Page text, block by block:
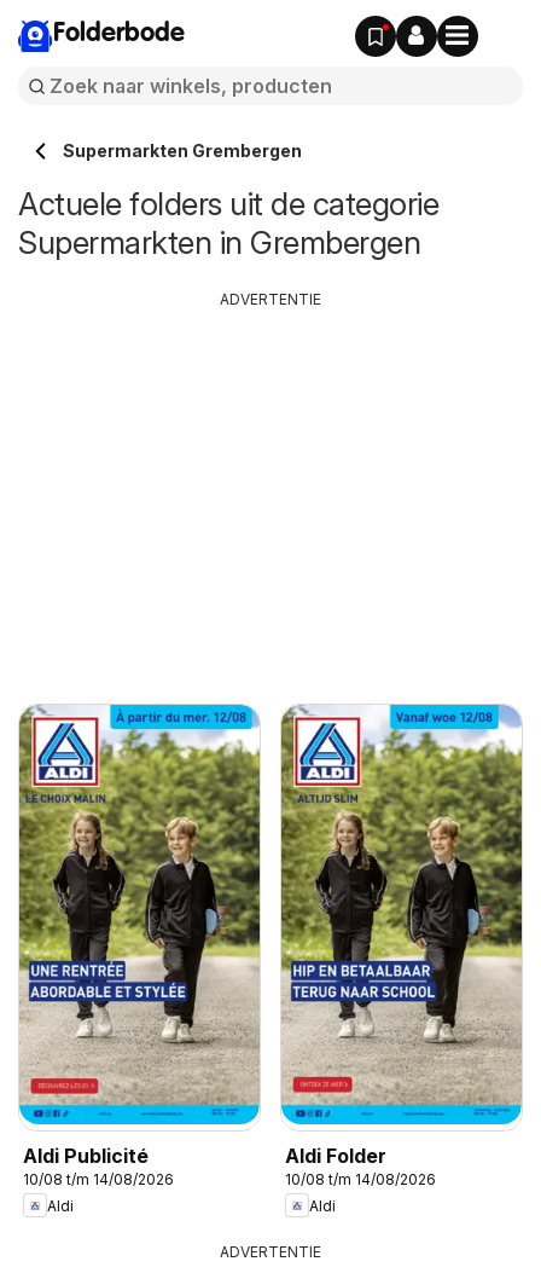
Folderbode
Supermarkten Grembergen
Actuele folders uit de categorie
Supermarkten in Grembergen
Aldi Publicité
10/08 t/m 14/08/2026
Aldi
Aldi Folder
10/08 t/m 14/08/2026
Aldi
ADVERTENTIE
ADVERTENTIE